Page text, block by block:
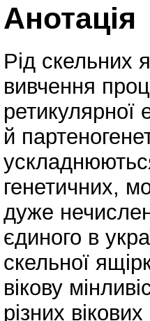
Анотація
Рід скельних
вивчення
ретикулярної
й
генетичних,
дуже
єдиного в
скельної
вікову
різних